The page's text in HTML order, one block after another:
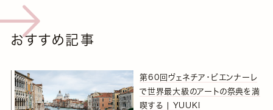
おすすめ記事
第60回ヴェネチア・ビエンナーレ
で世界最大級のアートの祭典を満
喫する | YUUKI